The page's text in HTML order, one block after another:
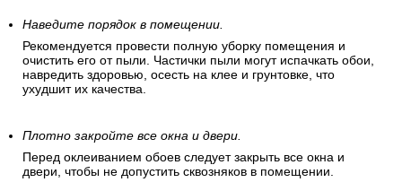
Наведите порядок в помещении.
Рекомендуется провести полную уборку помещения и
очистить его от пыли. Частички пыли могут испачкать обои,
навредить здоровью, осесть на клее и грунтовке, что
ухудшит их качества.
Плотно закройте все окна и двери.
Перед оклеиванием обоев следует закрыть все окна и
двери, чтобы не допустить сквозняков в помещении.